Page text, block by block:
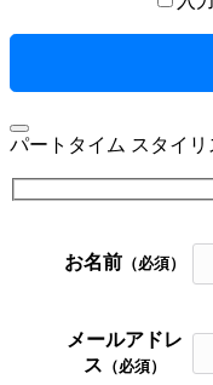
パートタイム スタイリ
お名前 （必須）
メールアドレ
ス （必須）